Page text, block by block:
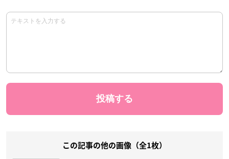
この記事の他の画像（全1枚）